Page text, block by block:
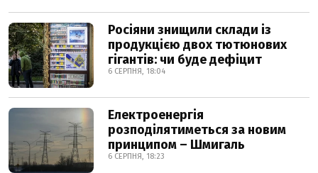
Росіяни знищили склади із
продукцією двох тютюнових
гігантів: чи буде дефіцит
6 СЕРПНЯ, 18:04
Електроенергія
розподілятиметься за новим
принципом – Шмигаль
6 СЕРПНЯ, 18:23